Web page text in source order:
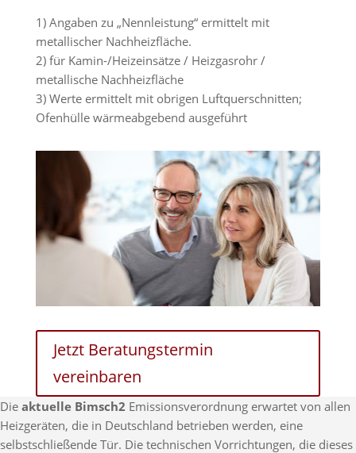
1) Angaben zu „Nennleistung“ ermittelt mit
metallischer Nachheizfläche.
2) für Kamin-/Heizeinsätze / Heizgasrohr /
metallische Nachheizfläche
3) Werte ermittelt mit obrigen Luftquerschnitten;
Ofenhülle wärmeabgebend ausgeführt
Jetzt Beratungstermin
vereinbaren
Die aktuelle Bimsch2 Emissionsverordnung erwartet von allen
Heizgeräten, die in Deutschland betrieben werden, eine
selbstschließende Tür. Die technischen Vorrichtungen, die dieses